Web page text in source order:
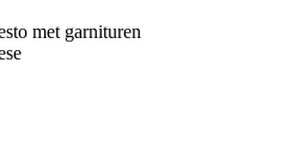
met garnituren